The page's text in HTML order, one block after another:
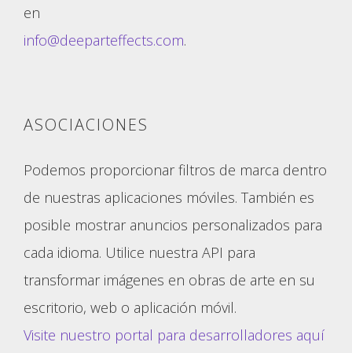
en
info@deeparteffects.com.
ASOCIACIONES
Podemos proporcionar filtros de marca dentro
de nuestras aplicaciones móviles. También es
posible mostrar anuncios personalizados para
cada idioma. Utilice nuestra API para
transformar imágenes en obras de arte en su
escritorio, web o aplicación móvil.
Visite nuestro portal para desarrolladores aquí